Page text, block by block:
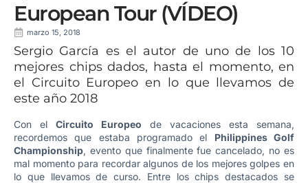
European Tour (VÍDEO)
marzo 15, 2018
Sergio García es el autor de uno de los 10
mejores chips dados, hasta el momento, en
el Circuito Europeo en lo que llevamos de
este año 2018
Con el Circuito Europeo de vacaciones esta semana,
recordemos que estaba programado el Philippines Golf
Championship, evento que finalmente fue cancelado, no es
mal momento para recordar algunos de los mejores golpes en
lo que llevamos de curso. Entre los chips destacados se